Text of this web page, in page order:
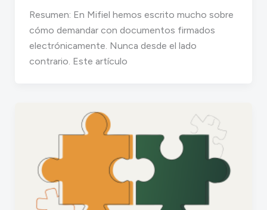
Resumen: En Mifiel hemos escrito mucho sobre
cómo demandar con documentos firmados
electrónicamente. Nunca desde el lado
contrario. Este artículo